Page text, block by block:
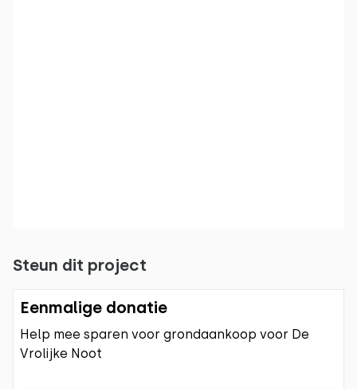
Steun dit project
Eenmalige donatie
Help mee sparen voor grondaankoop voor De
Vrolijke Noot